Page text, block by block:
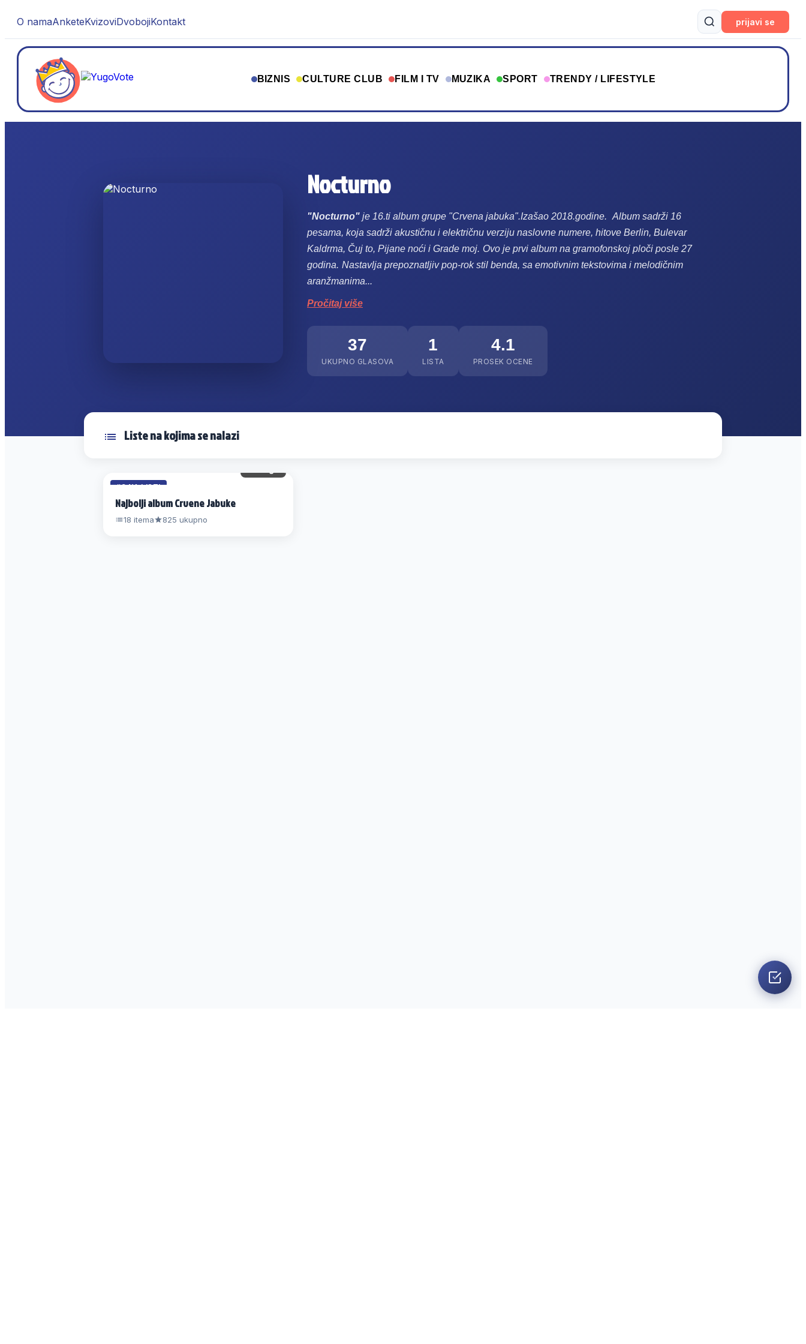
O namaAnketeKvizoviDvobojiKontakt prijavi se
BIZNIS CULTURE CLUB FILM I TV MUZIKA SPORT TRENDY / LIFESTYLE
Nocturno
"Nocturno" je 16.ti album grupe "Crvena jabuka".Izašao 2018.godine. Album sadrži 16
pesama, koja sadrži akustičnu i električnu verziju naslovne numere, hitove Berlin, Bulevar
Kaldrma, Čuj to, Pijane noći i Grade moj. Ovo je prvi album na gramofonskoj ploči posle 27
godina. Nastavlja prepoznatljiv pop-rok stil benda, sa emotivnim tekstovima i melodičnim
aranžmanima...
Pročitaj više
37
UKUPNO GLASOVA
1
LISTA
4.1
PROSEK OCENE
Liste na kojima se nalazi
#8 NA LISTI
Najbolji album Crvene Jabuke
18 itema 825 ukupno